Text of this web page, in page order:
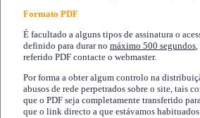
Formato PDF
É facultado a alguns tipos de assinatura o
definido para durar no máximo 500 segundos,
referido PDF contacte o webmaster.
Por forma a obter algum controlo na
abusos de rede perpetrados sobre o site, tais
que o PDF seja completamente transferido
que o link directo a que estávamos